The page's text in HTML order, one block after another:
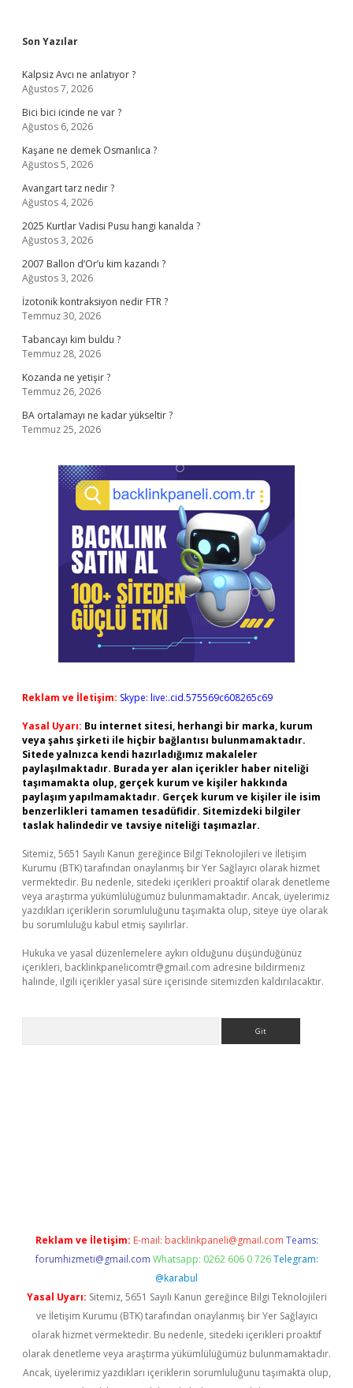
Sidebar
Son Yazılar
Kalpsiz Avcı ne anlatıyor ?
Ağustos 7, 2026
Bici bici icinde ne var ?
Ağustos 6, 2026
Kaşane ne demek Osmanlıca ?
Ağustos 5, 2026
Avangart tarz nedir ?
Ağustos 4, 2026
2025 Kurtlar Vadisi Pusu hangi kanalda ?
Ağustos 3, 2026
2007 Ballon d’Or’u kim kazandı ?
Ağustos 3, 2026
İzotonik kontraksiyon nedir FTR ?
Temmuz 30, 2026
Tabancayı kim buldu ?
Temmuz 28, 2026
Kozanda ne yetişir ?
Temmuz 26, 2026
BA ortalamayı ne kadar yükseltir ?
Temmuz 25, 2026
Reklam ve İletişim: Skype: live:.cid.575569c608265c69
Yasal Uyarı: Bu internet sitesi, herhangi bir marka, kurum
veya şahıs şirketi ile hiçbir bağlantısı bulunmamaktadır.
Sitede yalnızca kendi hazırladığımız makaleler
paylaşılmaktadır. Burada yer alan içerikler haber niteliği
taşımamakta olup, gerçek kurum ve kişiler hakkında
paylaşım yapılmamaktadır. Gerçek kurum ve kişiler ile isim
benzerlikleri tamamen tesadüfidir. Sitemizdeki bilgiler
taslak halindedir ve tavsiye niteliği taşımazlar.
Sitemiz, 5651 Sayılı Kanun gereğince Bilgi Teknolojileri ve İletişim
Kurumu (BTK) tarafından onaylanmış bir Yer Sağlayıcı olarak hizmet
vermektedir. Bu nedenle, sitedeki içerikleri proaktif olarak denetleme
veya araştırma yükümlülüğümüz bulunmamaktadır. Ancak, üyelerimiz
yazdıkları içeriklerin sorumluluğunu taşımakta olup, siteye üye olarak
bu sorumluluğu kabul etmiş sayılırlar.
Hukuka ve yasal düzenlemelere aykırı olduğunu düşündüğünüz
içerikleri, backlinkpanelicomtr@gmail.com adresine bildirmeniz
halinde, ilgili içerikler yasal süre içerisinde sitemizden kaldırılacaktır.
Reklam ve İletişim: E-mail: backlinkpaneli@gmail.com Teams:
forumhizmeti@gmail.com Whatsapp: 0262 606 0 726 Telegram:
@karabul
Yasal Uyarı: Sitemiz, 5651 Sayılı Kanun gereğince Bilgi Teknolojileri
ve İletişim Kurumu (BTK) tarafından onaylanmış bir Yer Sağlayıcı
olarak hizmet vermektedir. Bu nedenle, sitedeki içerikleri proaktif
olarak denetleme veya araştırma yükümlülüğümüz bulunmamaktadır.
Ancak, üyelerimiz yazdıkları içeriklerin sorumluluğunu taşımakta olup,